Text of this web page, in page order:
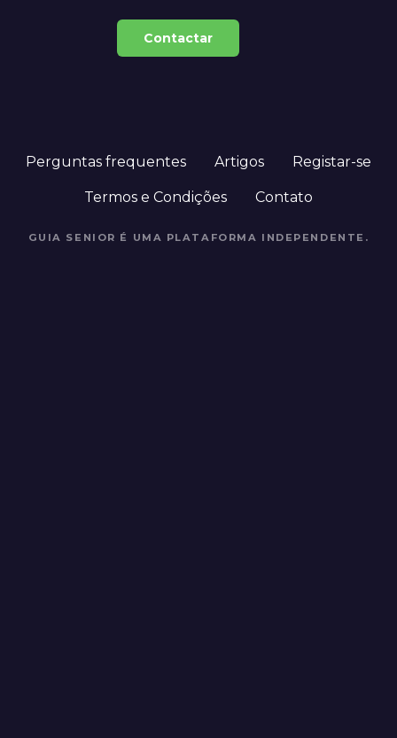
Contactar
Perguntas frequentes Artigos Registar-se
Termos e Condições Contato
GUIA SENIOR É UMA PLATAFORMA INDEPENDENTE.